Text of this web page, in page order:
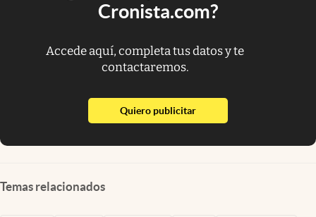
Cronista.com?
Accede aquí, completa tus datos y te
contactaremos.
Quiero publicitarabre en nueva pestaña
Temas relacionados